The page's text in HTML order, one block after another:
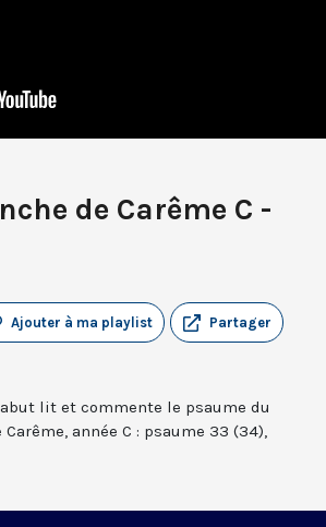
de Carême C -
Partager
Ajouter à ma playlist
lit et commente le psaume du
année C : psaume 33 (34),